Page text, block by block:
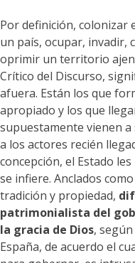
Por definición, colonizar
un país, ocupar, invadir,
oprimir un territorio
Crítico del Discurso,
afuera. Están los que
apropiado y los que
supuestamente vienen
a los actores recién
concepción, el Estado
se infiere. Anclados
tradición y propiedad,
patrimonialista del
la gracia de Dios,
España, de acuerdo el